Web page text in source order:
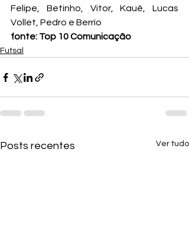
Felipe, Betinho, Vitor, Kauê, Lucas
Vollet, Pedro e Berrío
fonte: Top 10 Comunicação
Futsal
Posts recentes Ver tudo